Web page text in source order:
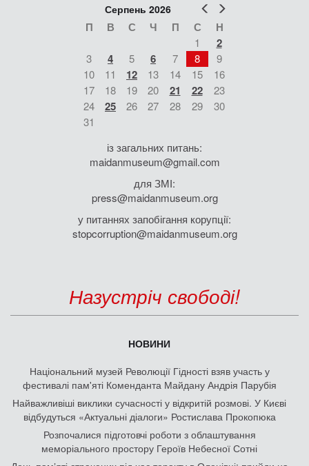
Попер
Серпень 2026
П В С Ч П С Н
1 2
3 4 5 6 7 8
9
10
11 12 13 14 15
16
17
18 19 20 21 22
23
24
25 26 27 28 29
30
31
із загальних питань:
maidanmuseum@gmail.com
для ЗМІ:
press@maidanmuseum.org
у питаннях запобігання корупції:
stopcorruption@maidanmuseum.org
Назустріч свободі!
НОВИНИ
Національний музей Революції Гідності взяв участь у
фестивалі пам'яті Коменданта Майдану Андрія Парубія
Найважливіші виклики сучасності у відкритій розмові. У Києві
відбудуться «Актуальні діалоги» Ростислава Прокопюка
Розпочалися підготовчі роботи з облаштування
меморіального простору Героїв Небесної Сотні